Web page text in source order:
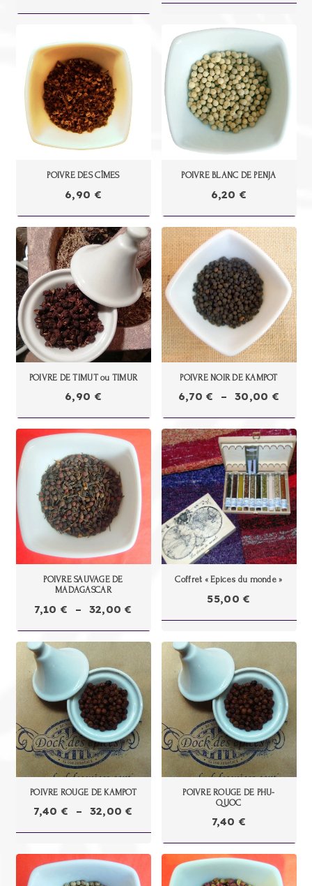
POIVRE DES CÎMES
6,90 €
POIVRE BLANC DE PENJA
6,20€
POIVRE DE TIMUT ou TIMUR
6,90 €
POIVRE NOIR DE KAMPOT
6,70€ – 30,00 €
de
prix :
6,70
à
POIVRE SAUVAGE DE
MADAGASCAR
7,10 € – 32,00€
de
7,10 €
à
32,00 €
Coffret « Epices du monde »
55,00€
POIVRE ROUGE DE KAMPOT
7,40 € – 32,00€
de
prix :
7,40 €
POIVRE ROUGE DE PHU-
QUOC
7,40€